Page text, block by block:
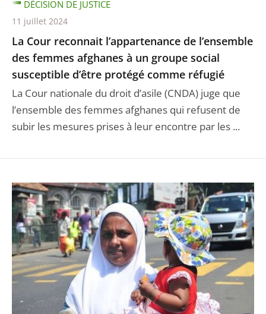
La Cour reconnait l’appartenance de l’ensemble
des femmes afghanes à un groupe social
susceptible d’être protégé comme réfugié
La Cour nationale du droit d’asile (CNDA) juge que
l’ensemble des femmes afghanes qui refusent de
subir les mesures prises à leur encontre par les ...
DÉCISION DE JUSTICE
11 juillet 2024